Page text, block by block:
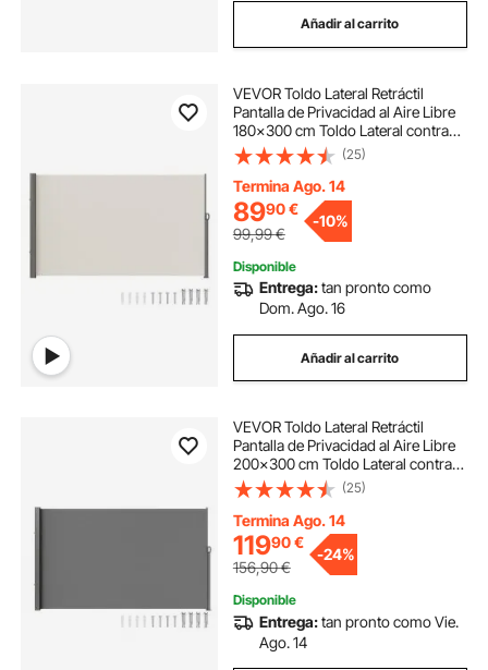
Añadir al carrito
VEVOR Toldo Lateral Retráctil
Pantalla de Privacidad al Aire Libre
180x300 cm Toldo Lateral contra
Viento Impermeable de Poliéster
Divisor de Habitación UV 30+ para
Patio, Jardín, Balcón, Beige
(25)
Termina Ago. 14
8990€
99,99€
-10%
Disponible
Entrega:tan pronto como
Dom. Ago. 16
Añadir al carrito
VEVOR Toldo Lateral Retráctil
Pantalla de Privacidad al Aire Libre
200x300 cm Toldo Lateral contra
Viento Impermeable de Poliéster
Divisor de Habitación UV 30+ para
Patio, Jardín, Balcón, Gris
(25)
Termina Ago. 14
11990€
156,90€
-24%
Disponible
Entrega:tan pronto como Vie.
Ago. 14